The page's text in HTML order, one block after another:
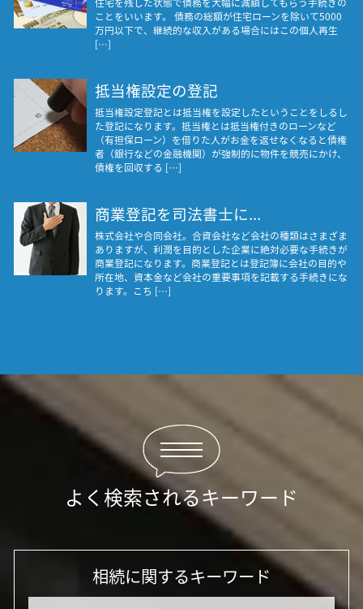
ことをいいます。 債務の総額が住宅ローンを除いて5000
万円以下で、継続的な収入がある場合にはこの個人再生
[…]
抵当権設定の登記
抵当権設定登記とは抵当権を設定したということをしるし
た登記になります。抵当権とは抵当権付きのローンなど
（有担保ローン）を借りた人がお金を返せなくなると債権
者（銀行などの金融機関）が強制的に物件を競売にかけ、
債権を回収する […]
商業登記を司法書士に...
株式会社や合同会社。合資会社など会社の種類はさまざま
ありますが、利潤を目的とした企業に絶対必要な手続きが
商業登記になります。商業登記とは登記簿に会社の目的や
所在地、資本金など会社の重要事項を記載する手続きにな
ります。こち […]
よく検索されるキーワード
相続に関するキーワード